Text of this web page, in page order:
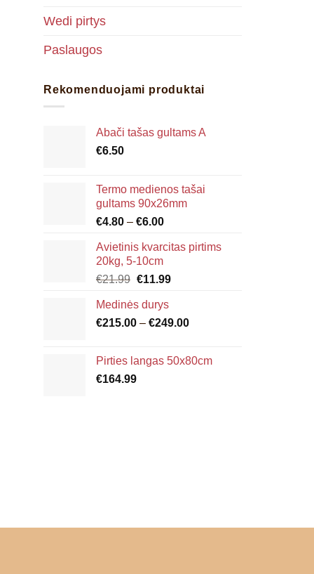
Wedi pirtys
Paslaugos
Rekomenduojami produktai
Abači tašas gultams A
€6.50
Termo medienos tašai
gultams 90x26mm
€4.80 – €6.00Price
€4.80
€6.00
Avietinis kvarcitas pirtims
20kg, 5-10cm
€21.99 Original
was:
€21.99.
€11.99Current
€11.99.
Medinės durys
€215.00 – €249.00Price
through
Pirties langas 50x80cm
€164.99